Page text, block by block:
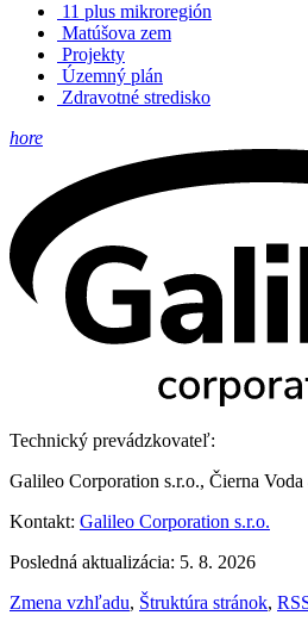
11 plus mikroregión
Matúšova zem
Projekty
Územný plán
Zdravotné stredisko
hore
Technický prevádzkovateľ:
Galileo Corporation s.r.o., Čierna
Kontakt: Galileo Corporation s.r.o.
Posledná aktualizácia: 5. 8. 2026
Zmena vzhľadu, Štruktúra stránok,